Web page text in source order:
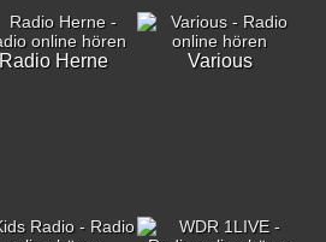
Radio Herne Various